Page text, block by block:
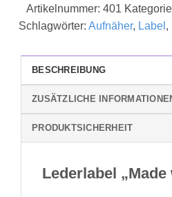
Artikelnummer: 401
Schlagwörter: Aufnäher, Label ,
BESCHREIBUNG
ZUSÄTZLICHE
PRODUKTSICHERHEIT
Lederlabel